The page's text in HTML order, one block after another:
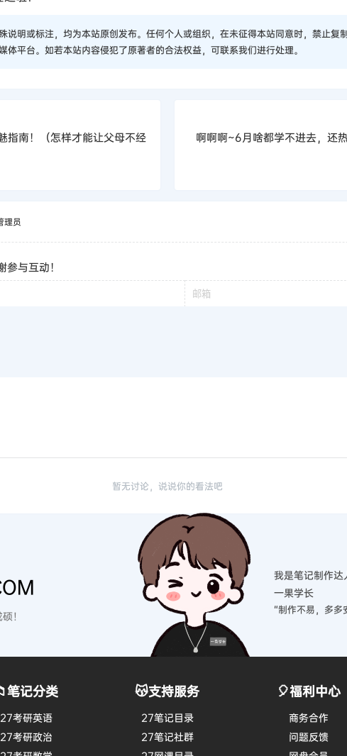
说明或标注，均为本站原创发布。任何个人或组织，在未征得本站同意时，禁止复
体平台。如若本站内容侵犯了原著者的合法权益，可联系我们进行处理。
指南！（怎样才能让父母不经
啊啊啊~6月啥都学不进去，还
理员
与互动！
暂无讨论，说说你的看法吧
！
我是笔记制作达
一果学长
“制作不易，多多
笔记分类
27考研英语
27考研政治
😽支持服务
27笔记目录
27笔记社群
🎈福利中心
商务合作
问题反馈